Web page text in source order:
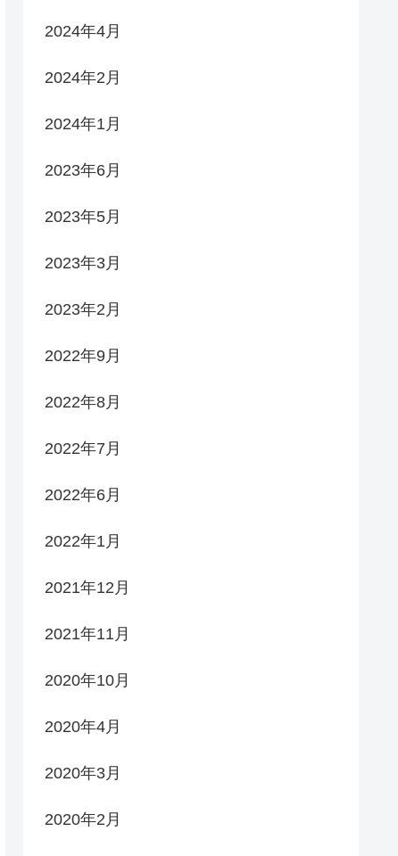
2024年4月
2024年2月
2024年1月
2023年6月
2023年5月
2023年3月
2023年2月
2022年9月
2022年8月
2022年7月
2022年6月
2022年1月
2021年12月
2021年11月
2020年10月
2020年4月
2020年3月
2020年2月